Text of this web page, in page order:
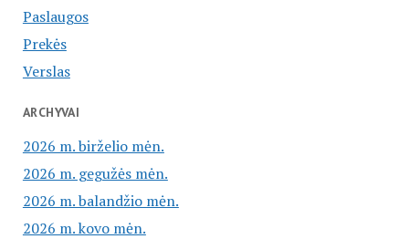
Paslaugos
Prekės
Verslas
ARCHYVAI
2026 m. birželio mėn.
2026 m. gegužės mėn.
2026 m. balandžio mėn.
2026 m. kovo mėn.